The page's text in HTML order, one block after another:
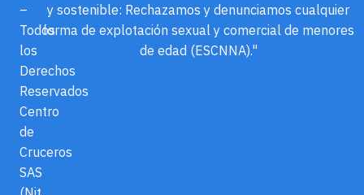
–
Todos
los
Derechos
Reservados
Centro
de
Cruceros
SAS
y sostenible: Rechazamos y denunciamos cualquier
forma de explotación sexual y comercial de menores
de edad (ESCNNA)."